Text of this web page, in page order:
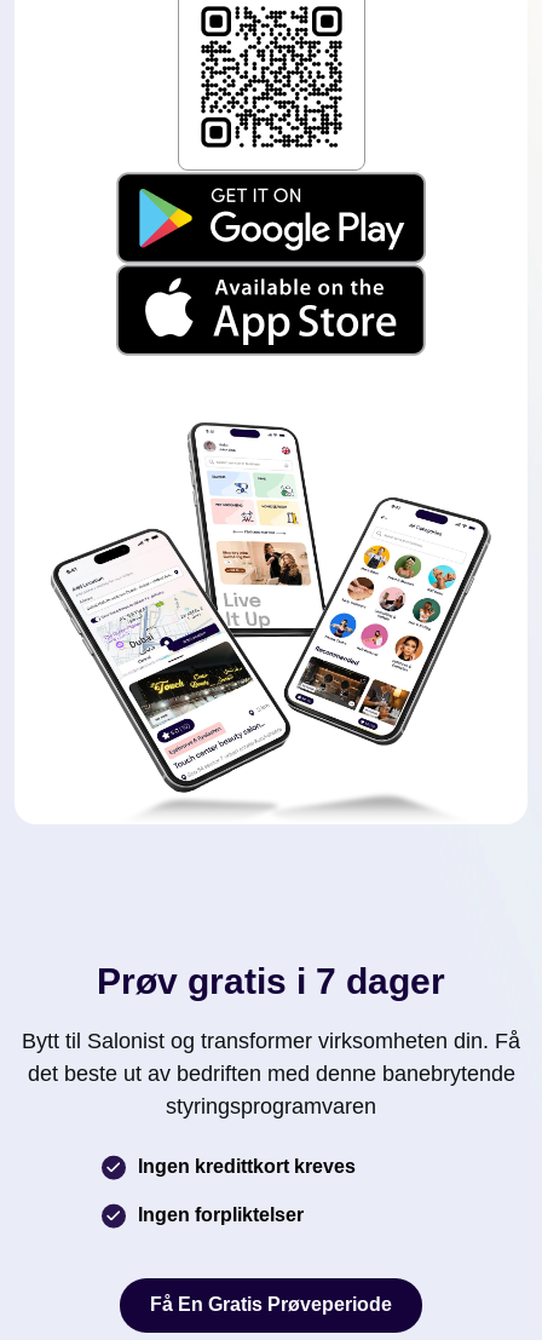
Prøv gratis i 7 dager
Bytt til Salonist og transformer virksomheten din. Få
det beste ut av bedriften med denne banebrytende
styringsprogramvaren
Ingen kredittkort kreves
Ingen forpliktelser
Få En Gratis Prøveperiode